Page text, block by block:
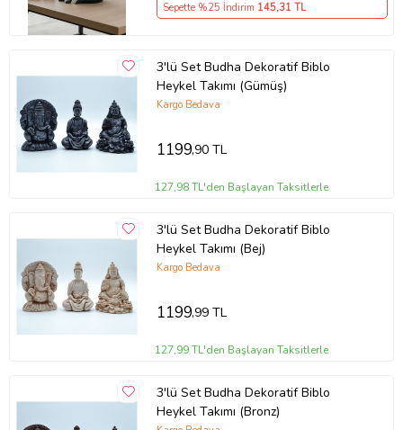
Sepette %25 İndirim 145,31 TL
3'lü Set Budha Dekoratif Biblo
Heykel Takımı (Gümüş)
Kargo Bedava
1199,90 TL
127,98 TL'den Başlayan Taksitlerle
3'lü Set Budha Dekoratif Biblo
Heykel Takımı (Bej)
Kargo Bedava
1199,99 TL
127,99 TL'den Başlayan Taksitlerle
3'lü Set Budha Dekoratif Biblo
Heykel Takımı (Bronz)